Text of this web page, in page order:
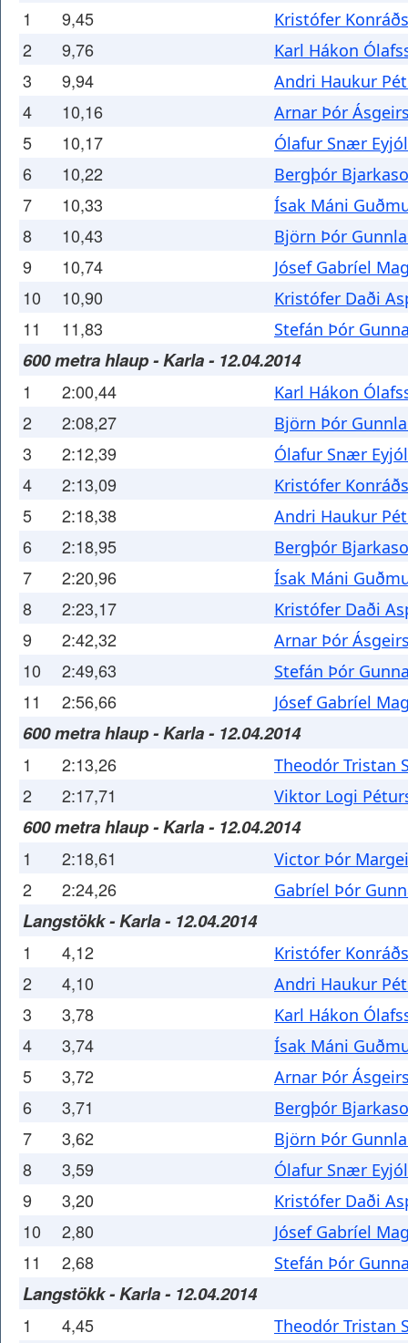
1 9,45 Kristófer
2 9,76 Karl Hákon
3 9,94 Andri Haukur
4 10,16 Arnar Þór
5 10,17 Ólafur Snær
6 10,22 Bergþór
7 10,33 Ísak Máni
8 10,43 Björn Þór
9 10,74 Jósef Gabríel
10 10,90 Kristófer Daði
11 11,83 Stefán Þór
600 metra hlaup - Karla - 12.04.2014
1 2:00,44 Karl Hákon
2 2:08,27 Björn Þór
3 2:12,39 Ólafur Snær
4 2:13,09 Kristófer
5 2:18,38 Andri Haukur
6 2:18,95 Bergþór
7 2:20,96 Ísak Máni
8 2:23,17 Kristófer Daði
9 2:42,32 Arnar Þór
10 2:49,63 Stefán Þór
11 2:56,66 Jósef Gabríel
600 metra hlaup - Karla - 12.04.2014
1 2:13,26 Theodór Tristan
2 2:17,71 Viktor Logi
600 metra hlaup - Karla - 12.04.2014
1 2:18,61 Victor Þór
2 2:24,26 Gabríel Þór
Langstökk - Karla - 12.04.2014
1 4,12 Kristófer
2 4,10 Andri Haukur
3 3,78 Karl Hákon
4 3,74 Ísak Máni
5 3,72 Arnar Þór
6 3,71 Bergþór
7 3,62 Björn Þór
8 3,59 Ólafur Snær
9 3,20 Kristófer Daði
10 2,80 Jósef Gabríel
11 2,68 Stefán Þór
Langstökk - Karla - 12.04.2014
1 4,45 Theodór Tristan